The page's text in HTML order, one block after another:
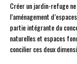
Créer un jardin-refuge
l’aménagement
partie intégrante du
naturelles et espaces
concilier ces deux